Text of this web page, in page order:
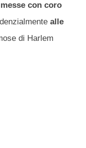
messe con coro
alle
di Harlem